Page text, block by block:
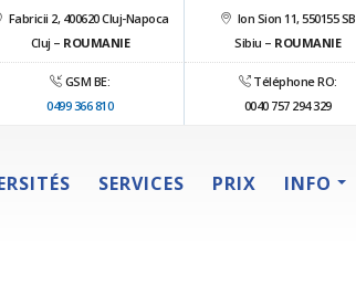
Fabricii 2, 400620 Cluj-Napoca
Cluj – ROUMANIE
Ion Sion 11, 550155 SB
Sibiu – ROUMANIE
GSM BE:
0499 366 810
Téléphone RO:
0040 757 294 329
SERVICES PRIX INFO